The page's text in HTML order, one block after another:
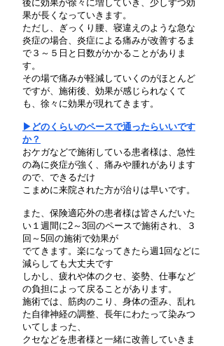
後に効果が徐々に増していき、少しずつ効
果が長くなっていきます。
ただし、ぎっくり腰、寝違えのような急な
炎症の場合、炎症による痛みが改善するま
で３～５日と日数がかかることがありま
す。
その場で痛みが軽減していくのがほとんど
ですが、施術後、効果が感じられなくて
も、徐々に効果が現れてきます。
▶どのくらいのペースで通ったらいいです
か？
おケガなどで施術している患者様は、急性
の為に炎症が強く、痛みや腫れがあります
ので、できるだけ
こまめに来院された方が治りは早いです。
また、保険適応外の患者様は皆さんだいた
い１週間に2～3回のペースで施術され、３
回～5回の施術で効果が
でてきます。楽になってきたら週1回などに
減らしても大丈夫です
しかし、疲れや体のクセ、姿勢、仕事など
の負担によって戻ることがあります。
施術では、筋肉のこり、身体の歪み、乱れ
た自律神経の調整、長年にわたって染みつ
いてしまった、
クセなどを患者様と一緒に改善していきま